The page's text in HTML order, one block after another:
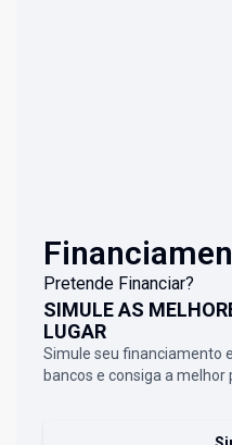
Pretende Financiar?
SIMULE AS
LUGAR
Simule seu financiamento
bancos e consiga a melhor